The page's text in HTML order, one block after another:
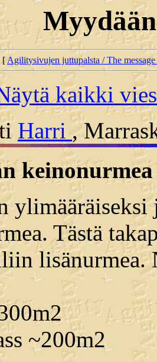
[Agilitysivujen juttupalsta / The
kaikki
Harri,
keinonurmea
Tästä
lisänurmea.
~200m2